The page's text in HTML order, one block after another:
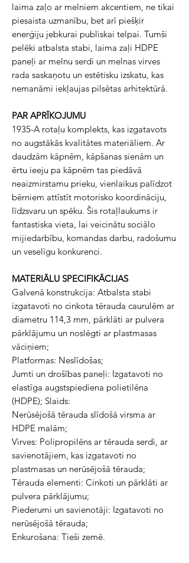
laima zaļo ar melniem akcentiem, ne tikai
piesaista uzmanību, bet arī piešķir
enerģiju jebkurai publiskai telpai. Tumši
pelēki atbalsta stabi, laima zaļi HDPE
paneļi ar melnu serdi un melnas virves
rada saskaņotu un estētisku izskatu, kas
nemanāmi iekļaujas pilsētas arhitektūrā.
PAR APRĪKOJUMU
1935-A rotaļu komplekts, kas izgatavots
no augstākās kvalitātes materiāliem. Ar
daudzām kāpnēm, kāpšanas sienām un
ērtu ieeju pa kāpnēm tas piedāvā
neaizmirstamu prieku, vienlaikus palīdzot
bērniem attīstīt motorisko koordināciju,
līdzsvaru un spēku. Šis rotaļlaukums ir
fantastiska vieta, lai veicinātu sociālo
mijiedarbību, komandas darbu, radošumu
un veselīgu konkurenci.
MATERIĀLU SPECIFIKĀCIJAS
Galvenā konstrukcija: Atbalsta stabi
izgatavoti no cinkota tērauda caurulēm ar
diametru 114,3 mm, pārklāti ar pulvera
pārklājumu un noslēgti ar plastmasas
vāciņiem;
Platformas: Neslīdošas;
Jumti un drošības paneļi: Izgatavoti no
elastīga augstspiediena polietilēna
(HDPE); Slaids:
Nerūsējošā tērauda slīdošā virsma ar
HDPE malām;
Virves: Polipropilēns ar tērauda serdi, ar
savienotājiem, kas izgatavoti no
plastmasas un nerūsējošā tērauda;
Tērauda elementi: Cinkoti un pārklāti ar
pulvera pārklājumu;
Piederumi un savienotāji: Izgatavoti no
nerūsējošā tērauda;
Enkurošana: Tieši zemē.